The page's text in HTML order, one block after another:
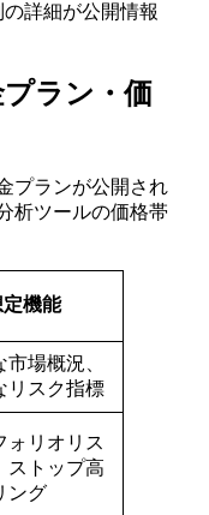
詳細が公開情報
ラン・価
プランが公開され
析ツールの価格帯
定機能
場概況、
リスク指標
ォリオリス
ストップ高
ング